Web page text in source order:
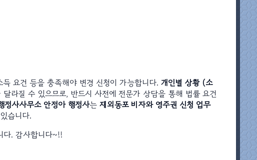
요건 등을 충족해야 변경 신청이 가능합니다. 개인별 상황 (소
라질 수 있으므로, 반드시 사전에 전문가 상담을 통해 법률 요건
정사사무소 안정아 행정사는 재외동포 비자와 영주권 신청 업무
습니다.
다. 감사합니다~!!